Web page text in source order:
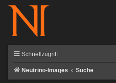
Schnellzugriff
Neutrino-Images Suche